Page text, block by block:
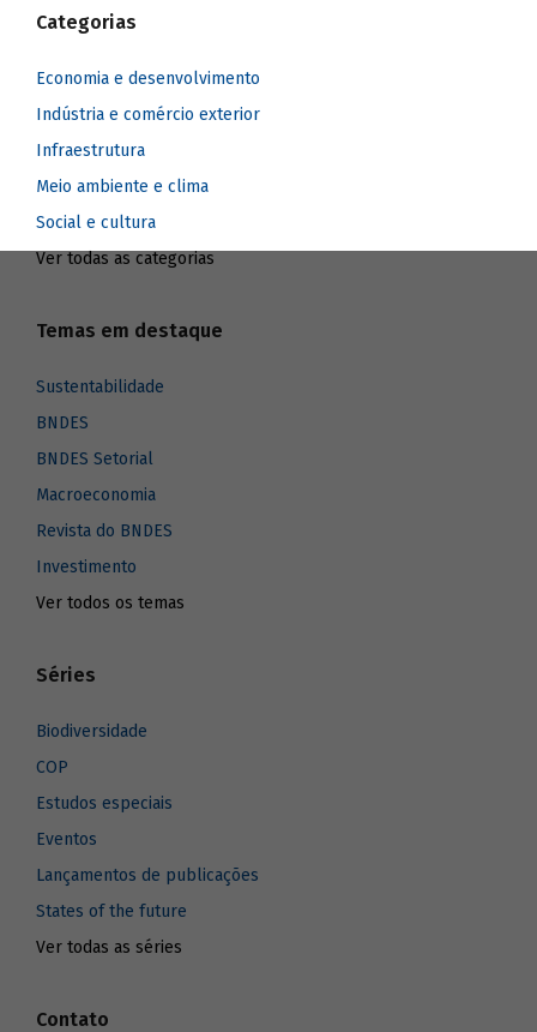
Categorias
Economia e desenvolvimento
Indústria e comércio exterior
Infraestrutura
Meio ambiente e clima
Social e cultura
Ver todas as categorias
Temas em destaque
Sustentabilidade
BNDES
BNDES Setorial
Macroeconomia
Revista do BNDES
Investimento
Ver todos os temas
Séries
Biodiversidade
COP
Estudos especiais
Eventos
Lançamentos de publicações
States of the future
Ver todas as séries
Contato